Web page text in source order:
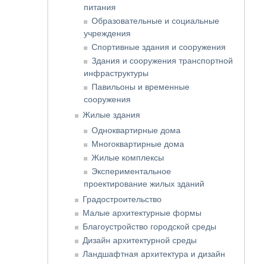
питания
Образовательные и социальные
учреждения
Спортивные здания и сооружения
Здания и сооружения транспортной
инфраструктуры
Павильоны и временные
сооружения
Жилые здания
Одноквартирные дома
Многоквартирные дома
Жилые комплексы
Экспериментальное
проектирование жилых зданий
Градостроительство
Малые архитектурные формы
Благоустройство городской среды
Дизайн архитектурной среды
Ландшафтная архитектура и дизайн